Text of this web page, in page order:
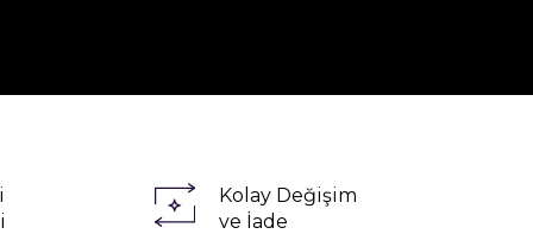
Kolay Değişim
ve İade